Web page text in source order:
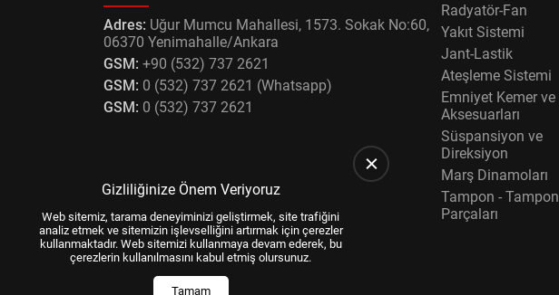
Adres: Uğur Mumcu Mahallesi, 1573. Sokak No:60,
06370 Yenimahalle/Ankara
GSM: +90 (532) 737 2621
GSM: 0 (532) 737 2621 (Whatsapp)
GSM: 0 (532) 737 2621
Radyatör-Fan
Yakıt Sistemi
Jant-Lastik
Ateşleme Sistemi
Emniyet Kemer ve
Aksesuarları
Süspansiyon ve
Direksiyon
Marş Dinamoları
Tampon - Tampon
Parçaları
Gizliliğinize Önem Veriyoruz
Web sitemiz, tarama deneyiminizi geliştirmek, site trafiğini
analiz etmek ve sitemizin işlevselliğini artırmak için çerezler
kullanmaktadır. Web sitemizi kullanmaya devam ederek, bu
çerezlerin kullanılmasını kabul etmiş olursunuz.
Tamam